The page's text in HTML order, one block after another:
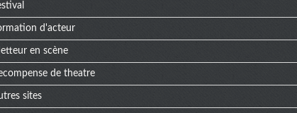
d'acteur
en scène
de theatre
sites